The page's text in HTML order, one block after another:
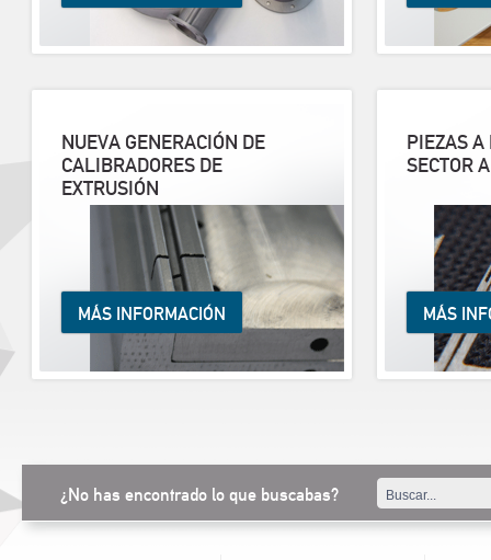
NUEVA GENERACIÓN DE
CALIBRADORES DE
EXTRUSIÓN
MÁS INFORMACIÓN
PIEZAS A
SECTOR
MÁS
¿No has encontrado lo que buscabas?